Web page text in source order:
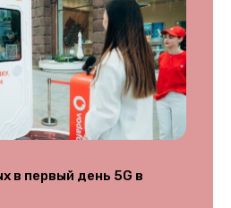
в первый день 5G в